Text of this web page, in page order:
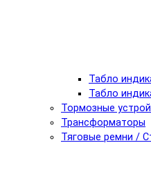
Табло
Табло
Тормозные
Трансформаторы
Тяговые ремни /